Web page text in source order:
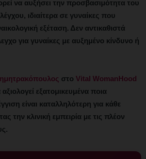
να αυξήσει την προσβασιμότητα του
ιδιαίτερα σε γυναίκες που
εξέταση. Δεν αντικαθιστά
για γυναίκες με αυξημένο κίνδυνο ή
στο Vital WomanHood
εξατομικευμένα ποια
είναι καταλληλότερη για κάθε
την κλινική εμπειρία με τις πλέον